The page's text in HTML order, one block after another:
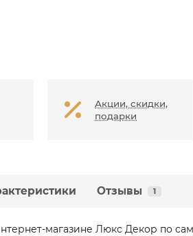
Акции, скидки,
подарки
Отзывы 1
магазине Люкс Декор по